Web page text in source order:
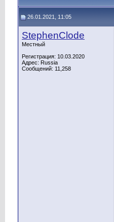
26.01.2021, 11:05
StephenClode
Местный
Регистрация: 10.03.2020
Адрес: Russia
Сообщений: 11,258